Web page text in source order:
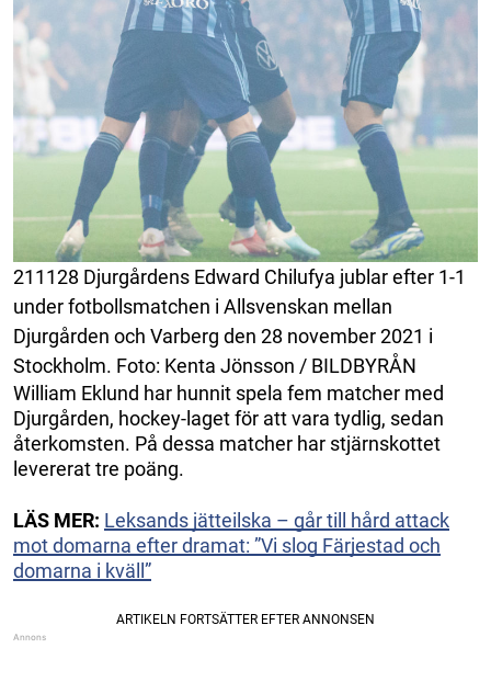
211128 Djurgårdens Edward Chilufya jublar efter 1-1
under fotbollsmatchen i Allsvenskan mellan
Djurgården och Varberg den 28 november 2021 i
Stockholm. Foto: Kenta Jönsson / BILDBYRÅN
William Eklund har hunnit spela fem matcher med
Djurgården, hockey-laget för att vara tydlig, sedan
återkomsten. På dessa matcher har stjärnskottet
levererat tre poäng.
LÄS MER: Leksands jätteilska – går till hård attack
mot domarna efter dramat: ”Vi slog Färjestad och
domarna i kväll”